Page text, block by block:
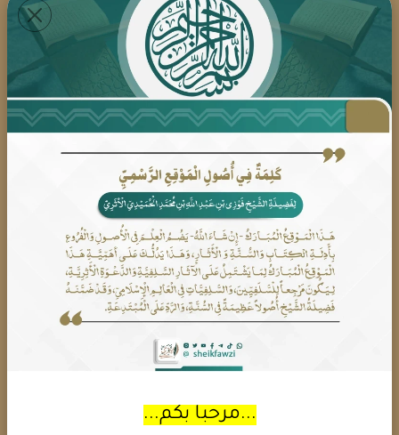
سلسلة النصيحة الذهبية للعودة إلى السلفية
رقم السلسلة:145
تأليف: الشيخ فوزي بن عبد الله الحميدي الأثري
التحميل
#إخمادُ اللّفيفِ الخليفي بسيفِ المحدث فوزي الأثري
الحصيف
...مرحبا بكم...